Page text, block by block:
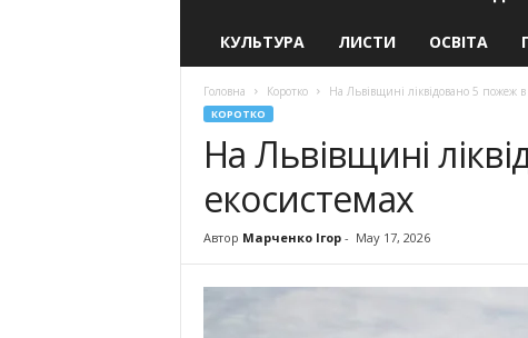
КУЛЬТУРА ЛИСТИ ОСВІТА
Головна Коротко На Львівщині ліквідовано 5 пожеж в
КОРОТКО
На Львівщині
екосистемах
Автор Марченко Ігор- May 17, 2026